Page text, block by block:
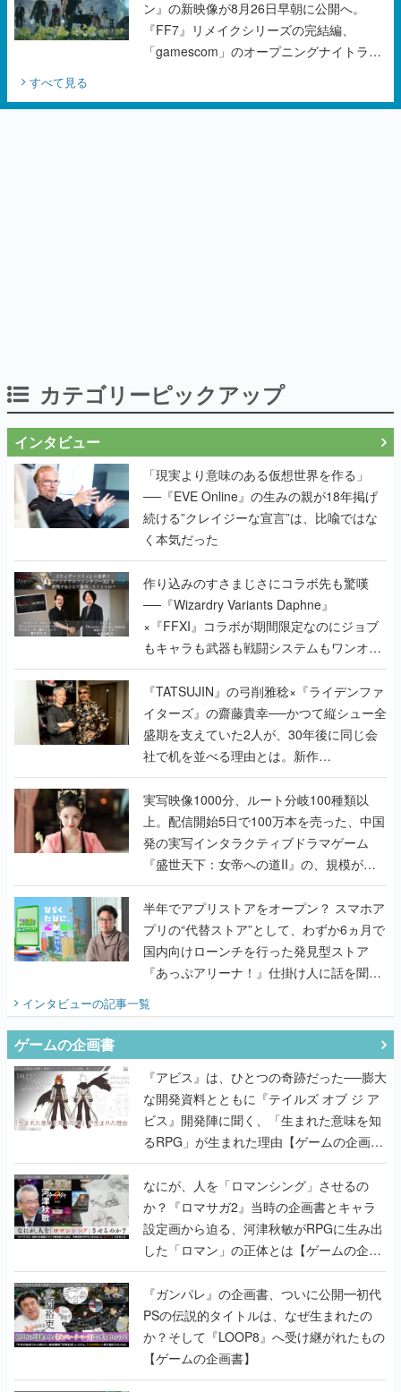
ン』の新映像が8月26日早朝に公開へ。
『FF7』リメイクシリーズの完結編、
「gamescom」のオープニングナイトライ
すべて見る
カテゴリーピックアップ
インタビュー
「現実より意味のある仮想世界を作る」
──『EVE Online』の生みの親が18年掲げ
続ける”クレイジーな宣言”は、比喩ではな
く本気だった
作り込みのすさまじさにコラボ先も驚嘆
──『Wizardry Variants Daphne』
×『FFXI』コラボが期間限定なのにジョブ
もキャラも武器も戦闘システムもワンオフ
で作り込まれた理由を両ディレクターに聞
く
『TATSUJIN』の弓削雅稔×『ライデンファ
イターズ』の齋藤貴幸──かつて縦シュー全
盛期を支えていた2人が、30年後に同じ会
社で机を並べる理由とは。新作
『TATSUJIN EXTREME』で初タッグを組
んだレジェンド2人に訊く開発秘話
実写映像1000分、ルート分岐100種類以
上。配信開始5日で100万本を売った、中国
発の実写インタラクティブドラマゲーム
『盛世天下：女帝への道II』の、規模が違
うこだわりをプロデューサーに聞いた
半年でアプリストアをオープン？ スマホア
プリの“代替ストア”として、わずか6ヵ月で
国内向けローンチを行った発見型ストア
『あっぷアリーナ！』仕掛け人に話を聞い
てみた
インタビューの記事一覧
ゲームの企画書
『アビス』は、ひとつの奇跡だった──膨大
な開発資料とともに『テイルズ オブ ジ ア
ビス』開発陣に聞く、「生まれた意味を知
るRPG」が生まれた理由【ゲームの企画
書】
なにが、人を「ロマンシング」させるの
か？『ロマサガ2』当時の企画書とキャラ
設定画から迫る、河津秋敏がRPGに生み出
した「ロマン」の正体とは【ゲームの企画
書】
『ガンパレ』の企画書、ついに公開━初代
PSの伝説的タイトルは、なぜ生まれたの
か？そして『LOOP8』へ受け継がれたもの
【ゲームの企画書】